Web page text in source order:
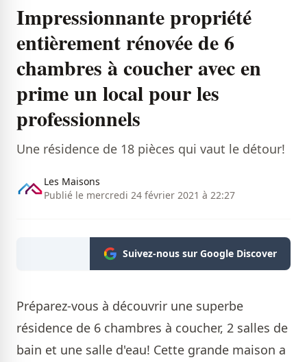
Impressionnante propriété
entièrement rénovée de 6
chambres à coucher avec en
prime un local pour les
professionnels
Une résidence de 18 pièces qui vaut le détour!
Les Maisons
Publié le mercredi 24 février 2021 à 22:27
Suivez-nous sur Google Discover
Préparez-vous à découvrir une superbe
résidence de 6 chambres à coucher, 2 salles de
bain et une salle d'eau! Cette grande maison a